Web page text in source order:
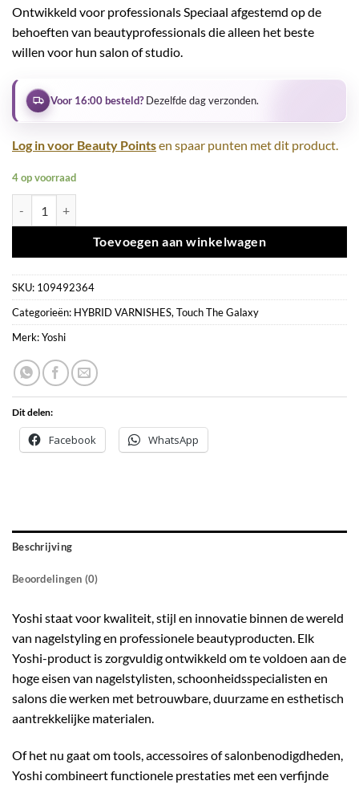
Ontwikkeld voor professionals Speciaal afgestemd op de
behoeften van beautyprofessionals die alleen het beste
willen voor hun salon of studio.
Voor 16:00 besteld?Dezelfde dag verzonden.
Log in voor Beauty Pointsen spaar punten met dit product.
4 op voorraad
Toevoegen aan winkelwagen
SKU: 109492364
Categorieën: HYBRID VARNISHES, Touch The Galaxy
Merk:Yoshi
Dit delen:
Facebook WhatsApp
Beschrijving
Beoordelingen (0)
Yoshi staat voor kwaliteit, stijl en innovatie binnen de wereld
van nagelstyling en professionele beautyproducten. Elk
Yoshi-product is zorgvuldig ontwikkeld om te voldoen aan de
hoge eisen van nagelstylisten, schoonheidsspecialisten en
salons die werken met betrouwbare, duurzame en esthetisch
aantrekkelijke materialen.
Of het nu gaat om tools, accessoires of salonbenodigdheden,
Yoshi combineert functionele prestaties met een verfijnde